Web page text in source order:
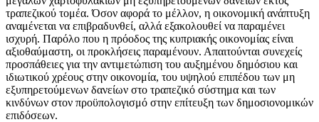
τραπεζικού τομέα. Όσον αφορά το μέλλον, η οικονομική ανάπτυξη
αναμένεται να επιβραδυνθεί, αλλά εξακολουθεί να παραμένει
ισχυρή. Παρόλο που η πρόοδος της κυπριακής οικονομίας είναι
αξιοθαύμαστη, οι προκλήσεις παραμένουν. Απαιτούνται συνεχείς
προσπάθειες για την αντιμετώπιση του αυξημένου δημόσιου και
ιδιωτικού χρέους στην οικονομία, του υψηλού επιπέδου των μη
εξυπηρετούμενων δανείων στο τραπεζικό σύστημα και των
κινδύνων στον προϋπολογισμό στην επίτευξη των δημοσιονομικών
επιδόσεων.